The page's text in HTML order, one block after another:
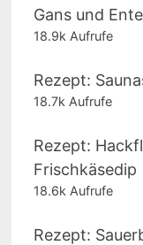
Gans und
18.9k Aufrufe
Rezept:
18.7k Aufrufe
Rezept:
Frischkäsedip
18.6k Aufrufe
Rezept: